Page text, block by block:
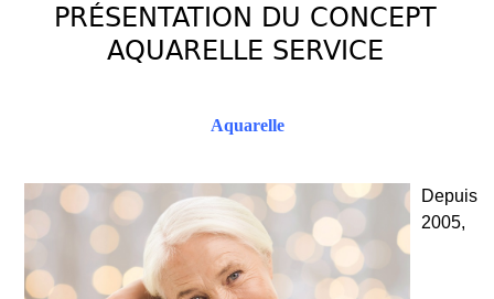
PRÉSENTATION DU CONCEPT
AQUARELLE SERVICE
Aquarelle
Depuis
2005,